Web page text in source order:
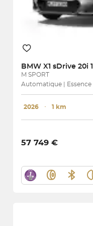
BMW X1 sDrive 20i
M SPORT
Automatique | Essence
2026 ･ 1 km
57 749 €